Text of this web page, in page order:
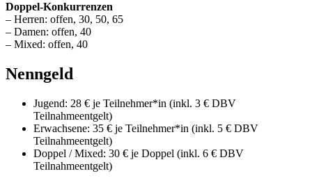
Doppel-Konkurrenzen
– Herren: offen, 30, 50, 65
– Damen: offen, 40
– Mixed: offen, 40
Nenngeld
Jugend: 28 € je Teilnehmer*in (inkl. 3 € DBV
Teilnahmeentgelt)
Erwachsene: 35 € je Teilnehmer*in (inkl. 5 € DBV
Teilnahmeentgelt)
Doppel / Mixed: 30 € je Doppel (inkl. 6 € DBV
Teilnahmeentgelt)